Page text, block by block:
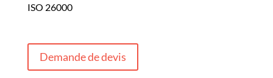
ISO 26000
Demande de devis